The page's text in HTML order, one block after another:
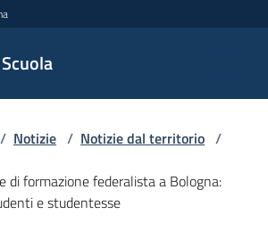
Scuola
/ Notizie / Notizie dal territorio /
di formazione federalista a Bologna:
e studentesse